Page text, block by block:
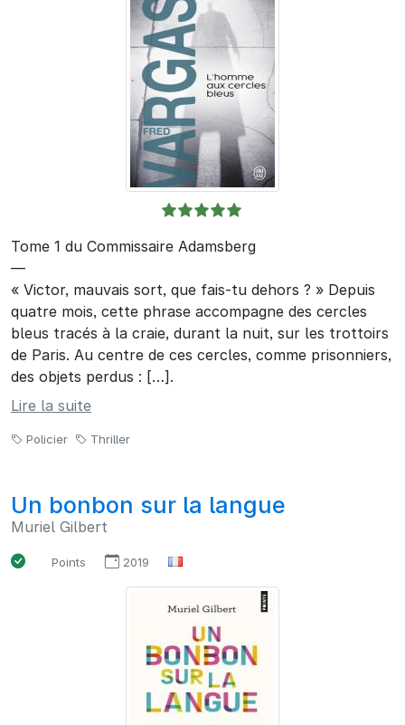
Tome 1 du Commissaire Adamsberg
—
« Victor, mauvais sort, que fais-tu dehors ? » Depuis
quatre mois, cette phrase accompagne des cercles
bleus tracés à la craie, durant la nuit, sur les trottoirs
de Paris. Au centre de ces cercles, comme prisonniers,
des objets perdus : […].
Lire la suite
Policier Thriller
Un bonbon sur la langue
Muriel Gilbert
Points 2019